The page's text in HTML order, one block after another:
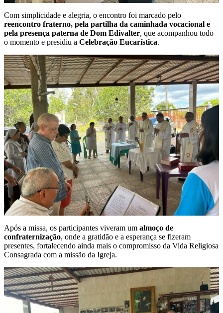
Com simplicidade e alegria, o encontro foi marcado pelo
reencontro fraterno, pela partilha da caminhada vocacional e
pela presença paterna de Dom Edivalter, que acompanhou todo
o momento e presidiu a Celebração Eucarística.
Após a missa, os participantes viveram um almoço de
confraternização, onde a gratidão e a esperança se fizeram
presentes, fortalecendo ainda mais o compromisso da Vida Religiosa
Consagrada com a missão da Igreja.